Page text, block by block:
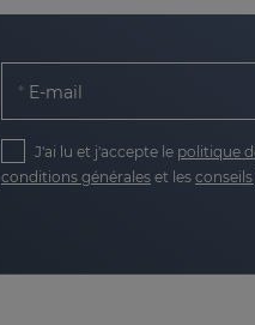
E-mail
J'ai lu et j'accepte le politique
conditions générales et les